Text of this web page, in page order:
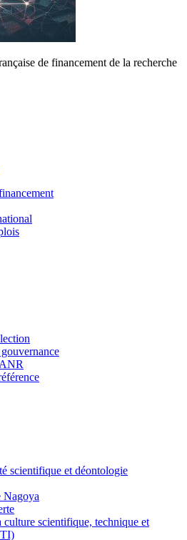
de financement de la recherche
scientifique et déontologie
Nagoya
culture scientifique, technique et